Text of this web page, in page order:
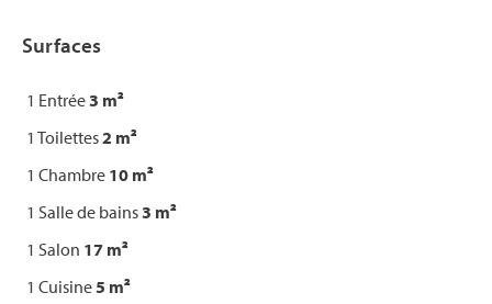
Surfaces
1 Entrée3 m²
1 Toilettes2 m²
1 Chambre 10 m²
1 Salle de bains3 m²
1 Salon 17 m²
1 Cuisine5 m²